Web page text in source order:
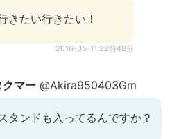
きたい行きたい！
2016-05-11 22時48分
クマー @Akira950403Gm
タンドも入ってるんですか？